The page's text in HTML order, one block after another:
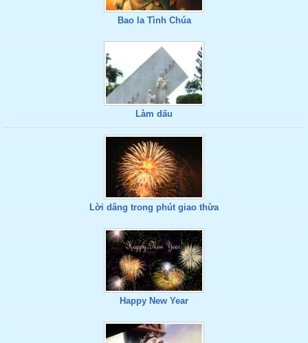
Bao la Tình Chúa
Làm dấu
Lời dâng trong phút giao thừa
Happy New Year